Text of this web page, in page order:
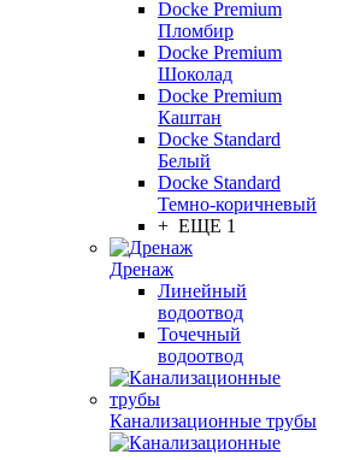
Docke Premium
Пломбир
Docke Premium
Шоколад
Docke Premium
Каштан
Docke Standard
Белый
Docke Standard
Темно-коричневый
+ ЕЩЕ 1
Дренаж
Линейный
водоотвод
Точечный
водоотвод
Канализационные трубы